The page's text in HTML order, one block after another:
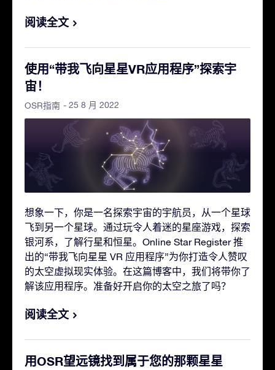
阅读全文
使用“带我飞向星星VR应用程序”探索宇
宙！
OSR指南 - 25 8 月 2022
想象一下，你是一名探索宇宙的宇航员，从一个星球
飞到另一个星球。通过玩令人着迷的星座游戏，探索
银河系，了解行星和恒星。Online Star Register 推
出的“带我飞向星星 VR 应用程序”为你打造令人赞叹
的太空虚拟现实体验。在这篇博客中，我们将带你了
解该应用程序。准备好开启你的太空之旅了吗？
阅读全文
用OSR望远镜找到属于您的那颗星星